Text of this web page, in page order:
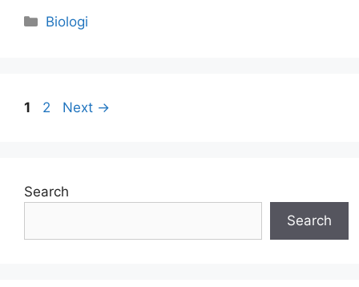
Categories
Biologi
Page
1 Page
2 Next →
Search
Search